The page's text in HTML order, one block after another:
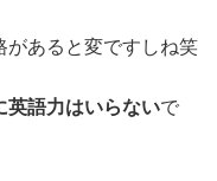
があると変ですしね笑
英語力はいらないで